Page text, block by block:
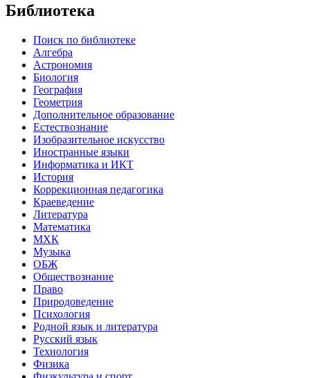
Библиотека
Поиск по библиотеке
Алгебра
Астрономия
Биология
География
Геометрия
Дополнительное образование
Естествознание
Изобразительное искусство
Иностранные языки
Информатика и ИКТ
История
Коррекционная педагогика
Краеведение
Литература
Математика
МХК
Музыка
ОБЖ
Обществознание
Право
Природоведение
Психология
Родной язык и литература
Русский язык
Технология
Физика